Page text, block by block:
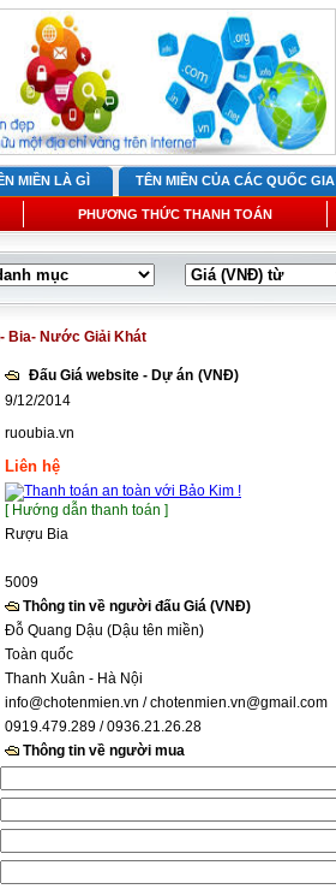
MIỀN LÀ GÌ TÊN MIỀN CỦA CÁC QUỐC GIA
PHƯƠNG THỨC THANH TOÁN
Bia- Nước Giải Khát
Đấu Giá website - Dự án (VNĐ)
9/12/2014
ruoubia.vn
Liên hệ
[ Hướng dẫn thanh toán ]
Rượu Bia
5009
Thông tin về người đấu Giá (VNĐ)
Đỗ Quang Dậu (Dậu tên miền)
Toàn quốc
Thanh Xuân - Hà Nội
info@chotenmien.vn / chotenmien.vn@gmail.com
0919.479.289 / 0936.21.26.28
Thông tin về người mua